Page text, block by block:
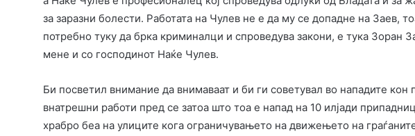
за заразни болести. Работата на Чулев не е да му се допадне на Заев,
потребно туку да брка криминалци и спроведува закони, е тука Зоран
мене и со господинот Наќе Чулев.
Би посветил внимание да внимаваат и би ги советувал во нападите
внатрешни работи пред се затоа што тоа е напад на 10 илјади
храбро беа на улиците кога ограничувањето на движењето на